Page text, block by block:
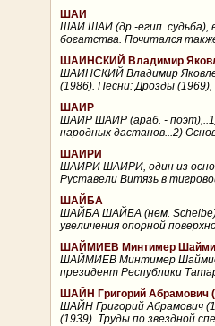
ШАИ
ШАИ ШАИ (др.-егип. судьба),
богатства. Почитался
ШАИНСКИЙ Владимир
ШАИНСКИЙ Владимир
(1986). Песни: Дрозды
ШАИР
ШАИР ШАИР (араб. - поэт),..1)
народных дастанов...2)
ШАИРИ
ШАИРИ ШАИРИ, один из
Руставели Витязь в
ШАЙБА
ШАЙБА ШАЙБА (нем. Scheibe),
увеличения опорной
ШАЙМИЕВ Минтимер
ШАЙМИЕВ Минтимер
президент Республики
ШАЙН Григорий Абрамович
ШАЙН Григорий Абрамович
(1939). Труды по звездной